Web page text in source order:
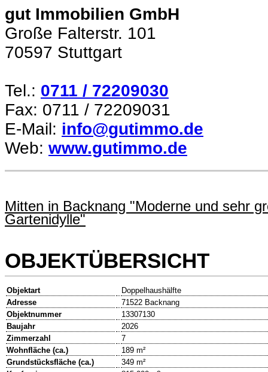
gut Immobilien GmbH
Große Falterstr. 101
70597 Stuttgart
Tel.: 0711 / 72209030
Fax: 0711 / 72209031
E-Mail: info@gutimmo.de
Web: www.gutimmo.de
Mitten in Backnang "Moderne und sehr
Gartenidylle"
OBJEKTÜBERSICHT
Objektart
Doppelhaushälfte
Adresse
71522 Backnang
Objektnummer
13307130
Baujahr
2026
Zimmerzahl
7
Wohnfläche (ca.)
189 m²
Grundstücksfläche (ca.)
349 m²